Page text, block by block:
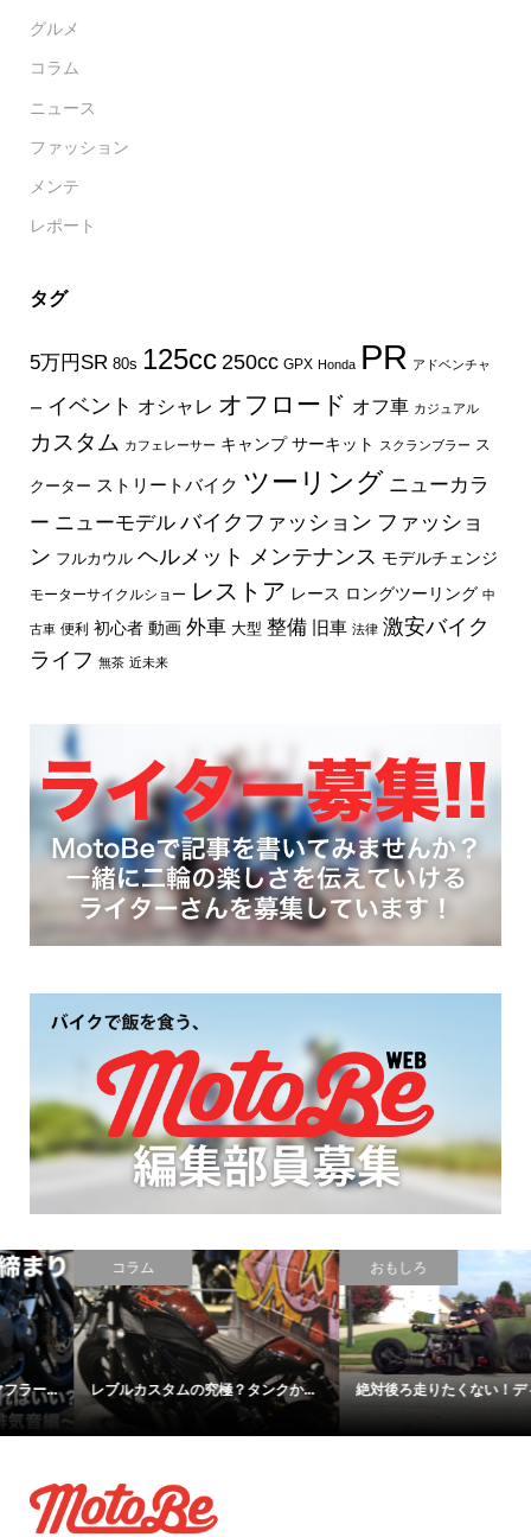
グルメ
コラム
ニュース
ファッション
メンテ
レポート
タグ
5万円SR 80s 125cc 250cc GPX Honda PR アドベンチャ
ー イベント オシャレ オフロード オフ車 カジュアル
カスタム カフェレーサー キャンプ サーキット スクランブラー ス
クーター ストリートバイク ツーリング ニューカラ
ー ニューモデル バイクファッション ファッショ
ン フルカウル ヘルメット メンテナンス モデルチェンジ
モーターサイクルショー レストア レース ロングツーリング 中
古車 便利 初心者 動画 外車 大型 整備 旧車 法律 激安バイク
ライフ 無茶 近未来
コラム
レブルカスタムの究極？タンクか...
おもしろ
絶対後ろ走りたくない！ディーゼ...